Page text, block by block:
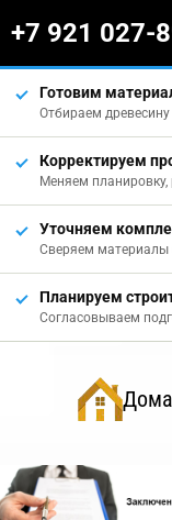
+7 921 027-
Готовим
Отбираем
Корректируем
Меняем планировку,
Уточняем
Сверяем материалы
Планируем
Согласовываем